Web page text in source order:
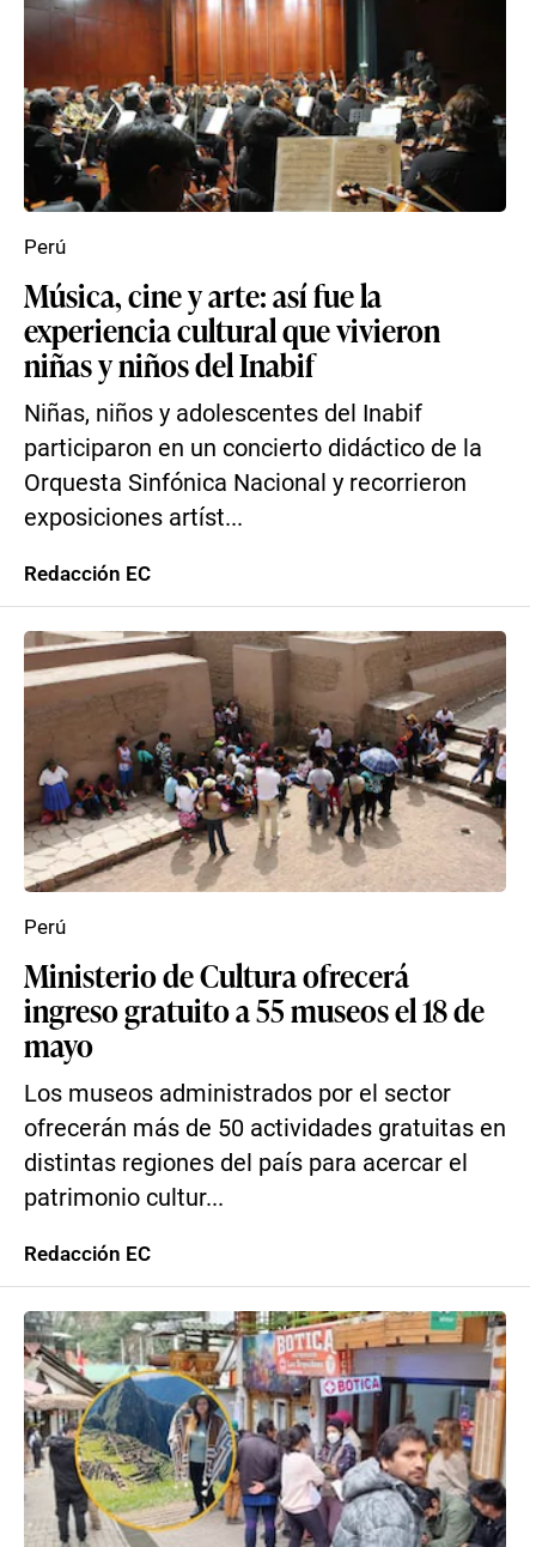
Música, cine y arte: así fue la
experiencia cultural que vivieron
niñas y niños del Inabif
Niñas, niños y adolescentes del Inabif
participaron en un concierto didáctico de la
Orquesta Sinfónica Nacional y recorrieron
exposiciones artíst...
Perú
Redacción EC
Ministerio de Cultura ofrecerá
ingreso gratuito a 55 museos el 18 de
mayo
Los museos administrados por el sector
ofrecerán más de 50 actividades gratuitas en
distintas regiones del país para acercar el
patrimonio cultur...
Perú
Redacción EC